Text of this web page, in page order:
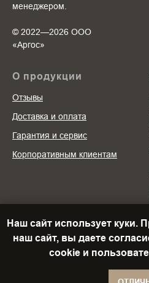
менеджером.
© 2022—2026 ООО
«Аргоc»
О продукции
Отзывы
Доставка и оплата
Гарантия и сервис
Корпоративным клиентам
Наш сайт использует куки.
наш сайт, вы даете
cookie и